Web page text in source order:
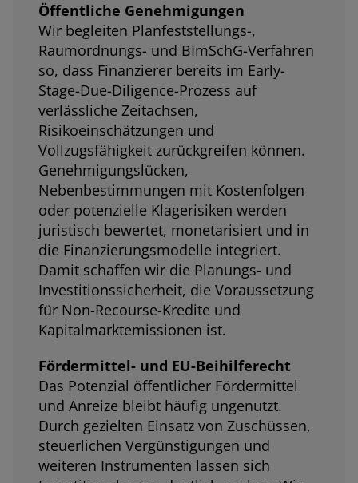
Öffentliche Genehmigungen
Wir begleiten Planfeststellungs-,
Raumordnungs- und BImSchG-Verfahren
so, dass Finanzierer bereits im Early-
Stage-Due-Diligence-Prozess auf
verlässliche Zeitachsen,
Risikoeinschätzungen und
Vollzugsfähigkeit zurückgreifen können.
Genehmigungslücken,
Nebenbestimmungen mit Kostenfolgen
oder potenzielle Klagerisiken werden
juristisch bewertet, monetarisiert und in
die Finanzierungsmodelle integriert.
Damit schaffen wir die Planungs- und
Investitionssicherheit, die Voraussetzung
für Non-Recourse-Kredite und
Kapitalmarktemissionen ist.
Fördermittel- und EU-Beihilferecht
Das Potenzial öffentlicher Fördermittel
und Anreize bleibt häufig ungenutzt.
Durch gezielten Einsatz von Zuschüssen,
steuerlichen Vergünstigungen und
weiteren Instrumenten lassen sich